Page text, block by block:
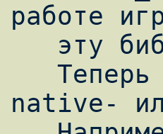
работе
native-